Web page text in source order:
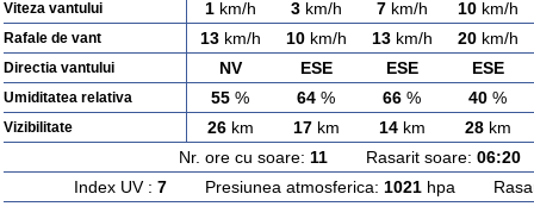
Viteza vantului 1km/h 3km/h 7km/h 10km/h
Rafale de vant 13km/h 10km/h 13km/h 20km/h
Directia vantului NV ESE ESE ESE
Umiditatea relativa 55 % 64 % 66 % 40 %
Vizibilitate 26km 17km 14km 28km
Nr. ore cu soare: 11 Rasarit soare: 06:20
Index UV : 7Presiunea atmosferica: 1021hpa